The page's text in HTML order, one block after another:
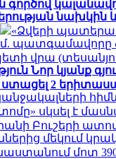
նախկին
«Ձվերի
պատգամավորը
վրա
Նոր կյանք
ստացել 2
սկսել է
Բուշերի
մեկում
մոտ